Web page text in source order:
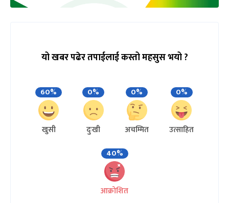
यो खबर पढेर तपाईलाई कस्तो महसुस भयो ?
60%
खुसी
0%
दुःखी
0%
अचम्मित
0%
उत्साहित
40%
आक्रोशित